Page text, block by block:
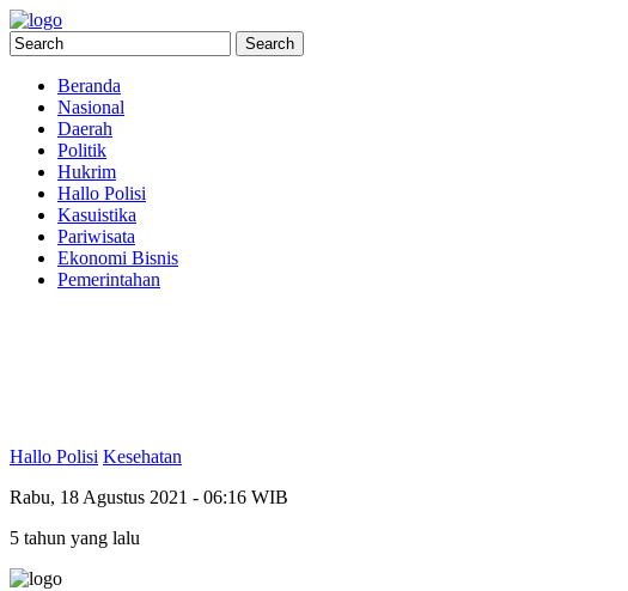
Beranda
Nasional
Daerah
Politik
Hukrim
Hallo Polisi
Kasuistika
Pariwisata
Ekonomi Bisnis
Pemerintahan
Hallo Polisi Kesehatan
Rabu, 18 Agustus 2021 - 06:16 WIB
5 tahun yang lalu